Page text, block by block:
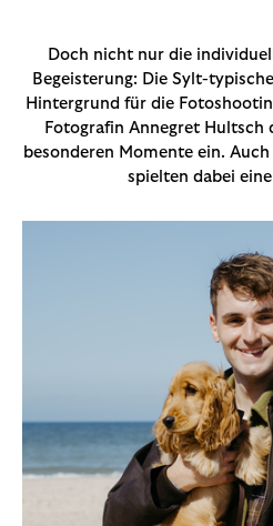
Doch nicht nur die
Begeisterung: Die Sylt-
Hintergrund für die
Fotografin Annegret Hultsch
besonderen Momente ein.
spielten dabei